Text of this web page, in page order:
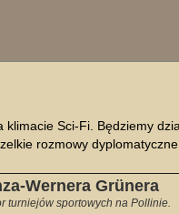
Sci-Fi. Będziemy
rozmowy
Wernera Grünera
turniejów sportowych na Pollinie.